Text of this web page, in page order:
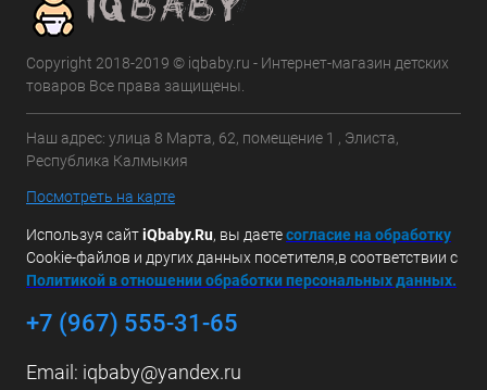
Copyright 2018-2019 © iqbaby.ru - Интернет-магазин детских
товаров Все права защищены.
Наш адрес: улица 8 Марта, 62, помещение 1 , Элиста,
Республика Калмыкия
Посмотреть на карте
Используя сайтiQbaby.Ru, вы даетесогласие на обработку
Cookie-файлов и других данных посетителя,в соответствии с
Политикой в отношении обработки персональных данных.
+7 (967) 555-31-65
Email: iqbaby@yandex.ru